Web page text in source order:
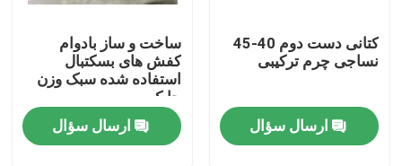
کیف دستی دوم
کیف های لاکچری دست دوم
کتانی دست دوم 40-45
نساجی چرم ترکیبی
ارسال سؤال
ساخت و ساز بادوام
کفش های بسکتبال
استفاده شده سبک وزن
چابک
ارسال سؤال